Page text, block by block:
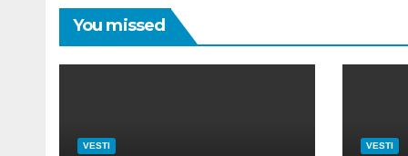
You missed
VESTI VESTI